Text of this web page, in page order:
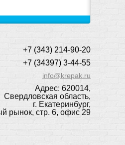
+7 (343) 214-90-20
+7 (34397) 3-44-55
info@krepak.ru
Адрес: 620014,
Свердловская область,
г. Екатеринбург,
рынок, стр. 6, офис 29